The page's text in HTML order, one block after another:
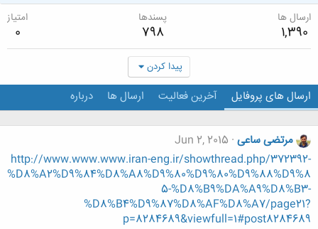
ارسال ها
1,390
پسندها
798
امتیاز
0
پیدا کردن
ارسال های پروفایل آخرین فعالیت ارسال ها درباره
مرتضی ساعی Jun 2, 2015
http://www.www.www.iran-eng.ir/showthread.php/372392-
%D8%A2%D9%84%D8%A8%D9%80%D9%80%D9%88%D9%8
5-%D8%B9%DA%A9%D8%B3-
%D8%B4%D9%87%D8%AF%D8%A7/page21?
p=8284689&viewfull=1#post8284689